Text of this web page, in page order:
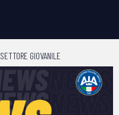
SETTORE GIOVANILE